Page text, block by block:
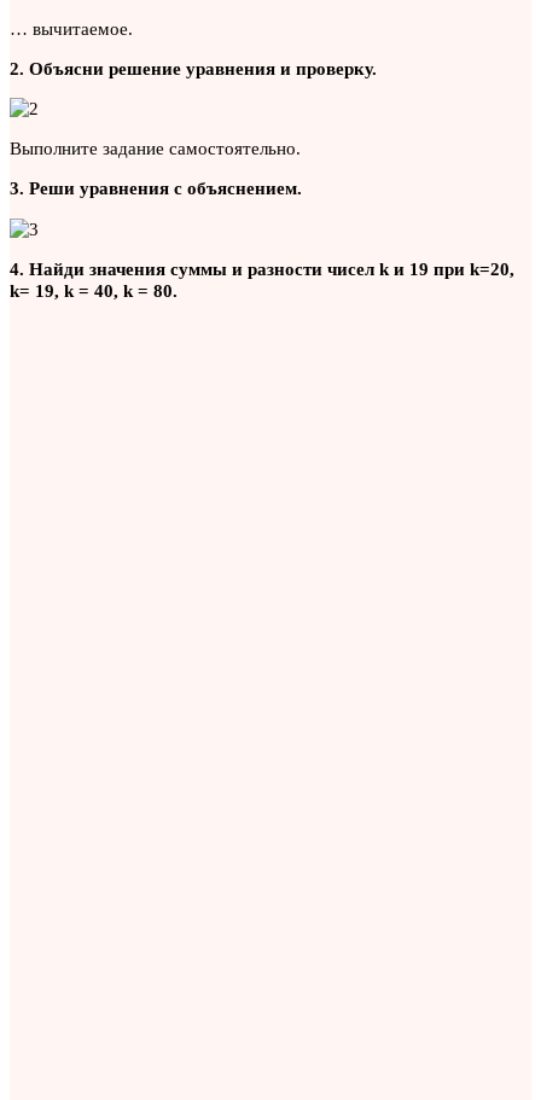
… вычитаемое.
2. Объясни решение уравнения и проверку.
Выполните задание самостоятельно.
3. Реши уравнения с объяснением.
4. Найди значения суммы и разности чисел k и 19 при k=20,
k= 19, k = 40, k = 80.